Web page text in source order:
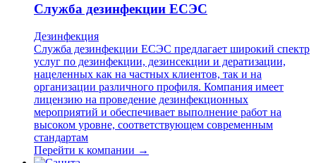
Служба дезинфекции ЕСЭС
Дезинфекция
Служба дезинфекции ЕСЭС предлагает широкий спектр
услуг по дезинфекции, дезинсекции и дератизации,
нацеленных как на частных клиентов, так и на
организации различного профиля. Компания имеет
лицензию на проведение дезинфекционных
мероприятий и обеспечивает выполнение работ на
высоком уровне, соответствующем современным
стандартам
Перейти к компании →